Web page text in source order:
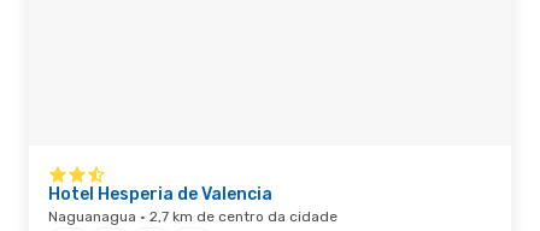
Hotel Hesperia de Valencia
Naguanagua · 2,7 km de centro da cidade